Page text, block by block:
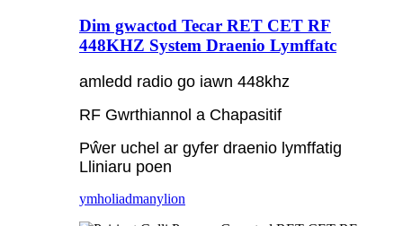
Dim gwactod Tecar RET CET RF
448KHZ System Draenio Lymffatc
amledd radio go iawn 448khz
RF Gwrthiannol a Chapasitif
Pŵer uchel ar gyfer draenio lymffatig
Lliniaru poen
ymholiadmanylion